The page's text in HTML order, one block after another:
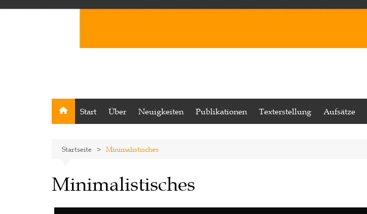
Start Über Neuigkeiten Publikationen Texterstellung Aufsätze
Startseite Minimalistisches
Minimalistisches